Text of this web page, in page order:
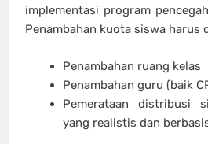
implementasi program
Penambahan kuota siswa harus
Penambahan ruang kelas
Penambahan guru (baik
Pemerataan distribusi
yang realistis dan